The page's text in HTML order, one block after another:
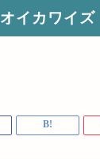
オイカワイズ